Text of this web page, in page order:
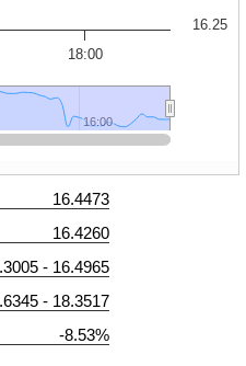
18:00
16:00
16:00
16.25
16.4473
16.4260
- 16.4965
- 18.3517
-8.53%